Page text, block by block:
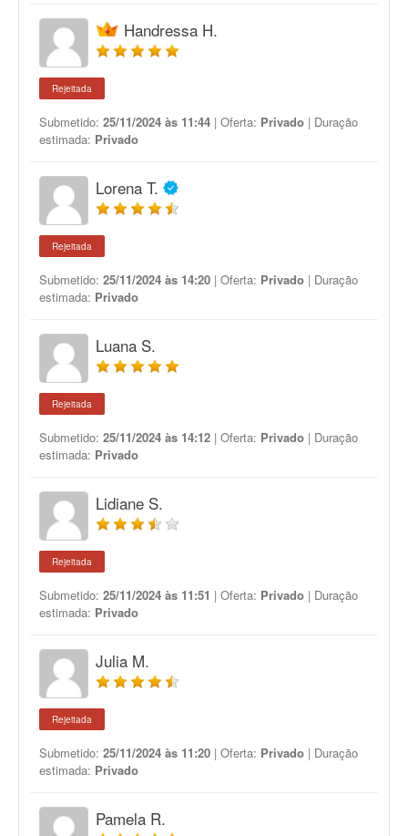
Handressa H.
Rejeitada
Submetido: 25/11/2024 às 11:44 | Oferta: Privado | Duração
estimada: Privado
Lorena T.
Rejeitada
Submetido: 25/11/2024 às 14:20 | Oferta: Privado | Duração
estimada: Privado
Luana S.
Rejeitada
Submetido: 25/11/2024 às 14:12 | Oferta: Privado | Duração
estimada: Privado
Lidiane S.
Rejeitada
Submetido: 25/11/2024 às 11:51 | Oferta: Privado | Duração
estimada: Privado
Julia M.
Rejeitada
Submetido: 25/11/2024 às 11:20 | Oferta: Privado | Duração
estimada: Privado
Pamela R.